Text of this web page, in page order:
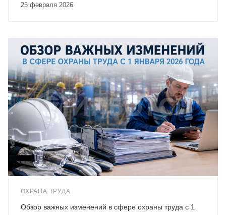
25 февраля 2026
ОХРАНА ТРУДА
Обзор важных изменений в сфере охраны труда с 1